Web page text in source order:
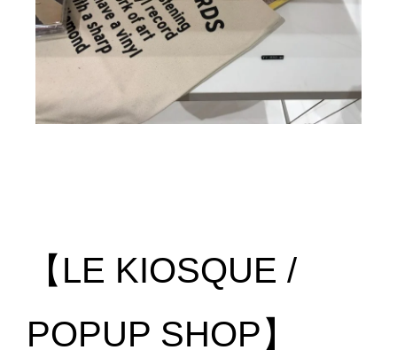
【 LE KIOSQUE /
POPUP SHOP】